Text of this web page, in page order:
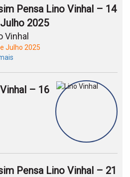
Pensa Lino Vinhal – 14
2025
Vinhal
Julho 2025
– 16
Pensa Lino Vinhal – 21